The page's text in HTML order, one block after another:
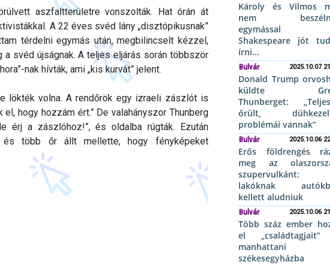
aszfaltterületre vonszolták. Hat órán át
A 22 éves svéd lány „disztópikusnak”
térdelni egymás után, megbilincselt kézzel,
a svéd újságnak. A teljes eljárás során többször
nak hívták, ami „kis kurvát” jelent.
lökték volna. A rendőrök egy izraeli zászlót is
hogy hozzám ért.” De valahányszor Thunberg
érj a zászlóhoz!”, és oldalba rúgták. Ezután
és több őr állt mellette, hogy fényképeket
Károly és Vilmos
nem
Shakespeare jót
írni...
Bulvár 2025.10.07
Donald Trump
küldte
Thunberget:
őrült,
problémái vannak”
Bulvár 2025.10.06
Erős földrengés
meg az
lakóknak
kellett aludniuk
Bulvár 2025.10.06
Több száz ember
el
manhattani
székesegyházba